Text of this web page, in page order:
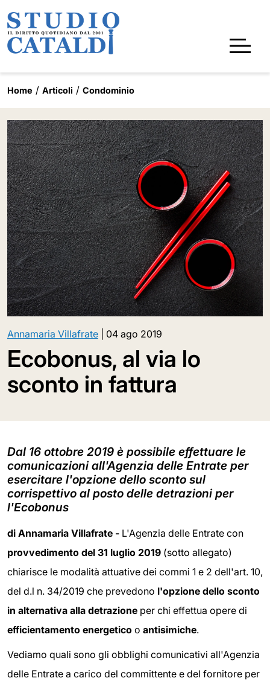
Home Articoli Condominio
Annamaria Villafrate 04 ago 2019
Ecobonus, al via lo
sconto in fattura
Dal 16 ottobre 2019 è possibile effettuare le
comunicazioni all'Agenzia delle Entrate per
esercitare l'opzione dello sconto sul
corrispettivo al posto delle detrazioni per
l'Ecobonus
di Annamaria Villafrate - L'Agenzia delle Entrate con
provvedimento del 31 luglio 2019 (sotto allegato)
chiarisce le modalità attuative dei commi 1 e 2 dell'art. 10,
del d.l n. 34/2019 che prevedono l'opzione dello sconto
in alternativa alla detrazione per chi effettua opere di
efficientamento energetico o antisimiche.
Vediamo quali sono gli obblighi comunicativi all'Agenzia
delle Entrate a carico del committente e del fornitore per